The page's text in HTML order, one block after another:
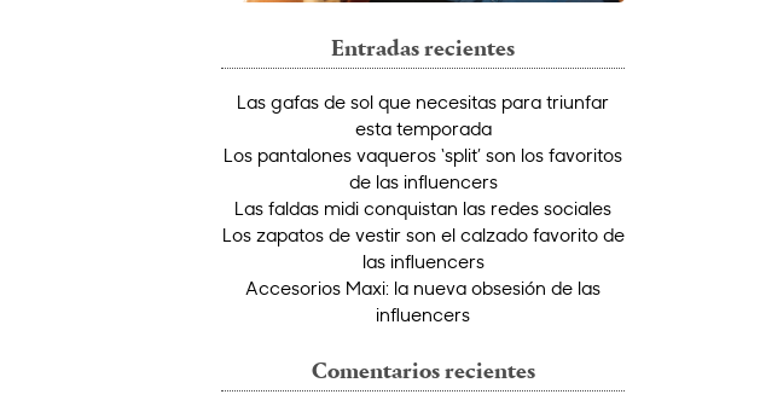
Entradas recientes
Las gafas de sol que necesitas para triunfar
esta temporada
Los pantalones vaqueros ‘split’ son los favoritos
de las influencers
Las faldas midi conquistan las redes sociales
Los zapatos de vestir son el calzado favorito de
las influencers
Accesorios Maxi: la nueva obsesión de las
influencers
Comentarios recientes